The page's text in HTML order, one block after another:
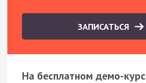
ЗАПИСАТЬСЯ
На бесплатном демо-